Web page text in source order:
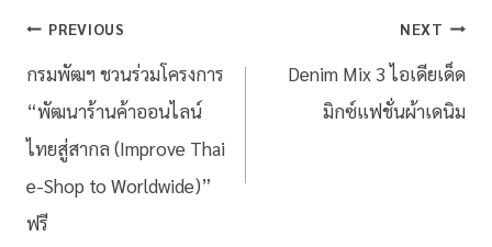
PREVIOUS
กรมพัฒฯ ชวนร่วมโครงการ
“พัฒนาร้านค้าออนไลน์
ไทยสู่สากล (Improve Thai
e-Shop to Worldwide)”
ฟรี
NEXT
Denim Mix 3 ไอเดียเด็ด
มิกซ์แฟชั่นผ้าเดนิม